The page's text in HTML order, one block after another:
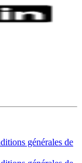
générales de